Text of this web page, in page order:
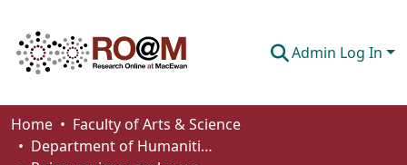
Admin Log In
Communities & Collections
Browse
Home
Faculty of Arts & Science
Department of Humanities